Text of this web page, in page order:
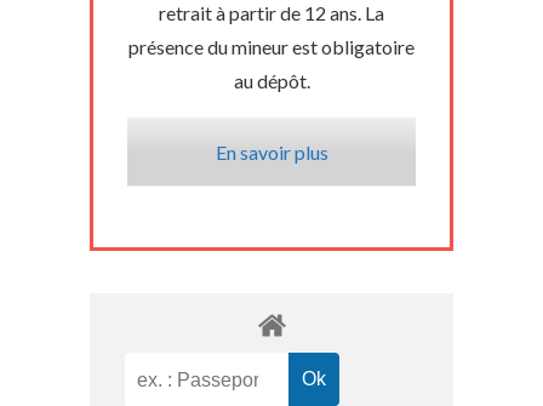
retrait à partir de 12 ans. La
présence du mineur est obligatoire
au dépôt.
En savoir plus